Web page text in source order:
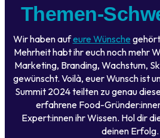
Themen-
Wir haben aufeure Wünsche
Mehrheit habt ihr euch noch mehr
Marketing, Branding, Wachstum,
gewünscht. Voilà, euer Wunsch ist
Summit 2024 teilten zu genau
erfahrene Food-
Expert:innen ihr Wissen. Hol dir
deinen Erfolg.